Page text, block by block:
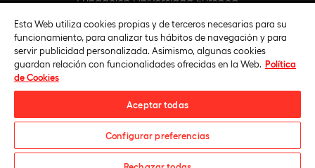
Únete al equipo
Universidad Europea © 2026. Todos Los Derechos Reservados
Esta Web utiliza cookies propias y de terceros necesarias para su
funcionamiento, para analizar tus hábitos de navegación y para
servir publicidad personalizada. Asimismo, algunas cookies
guardan relación con funcionalidades ofrecidas en la Web. Política
de Cookies
Aceptar todas
Configurar preferencias